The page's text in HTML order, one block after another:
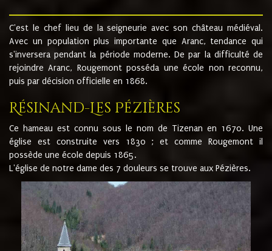
C'est le chef lieu de la seigneurie avec son château médiéval.
Avec un population plus importante que Aranc, tendance qui
s'inversera pendant la période moderne. De par la difficulté de
rejoindre Aranc, Rougemont posséda une école non reconnu,
puis par décision officielle en 1868.
Résinand-Les Pézières
Ce hameau est connu sous le nom de Tizenan en 1670. Une
église est construite vers 1830 ; et comme Rougemont il
possède une école depuis 1865.
L'église de notre dame des 7 douleurs se trouve aux Pézières.